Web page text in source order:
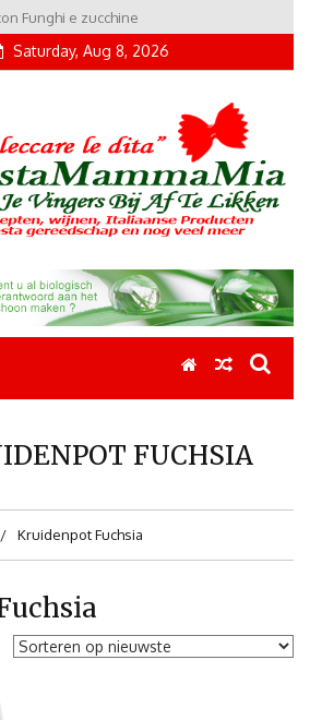
Funghi e zucchine
Saturday, Aug 8, 2026
bij af te likken
FUCHSIA
Kruidenpot Fuchsia